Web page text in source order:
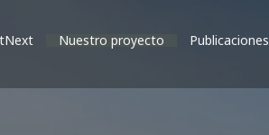
Nuestro proyecto Publicaciones